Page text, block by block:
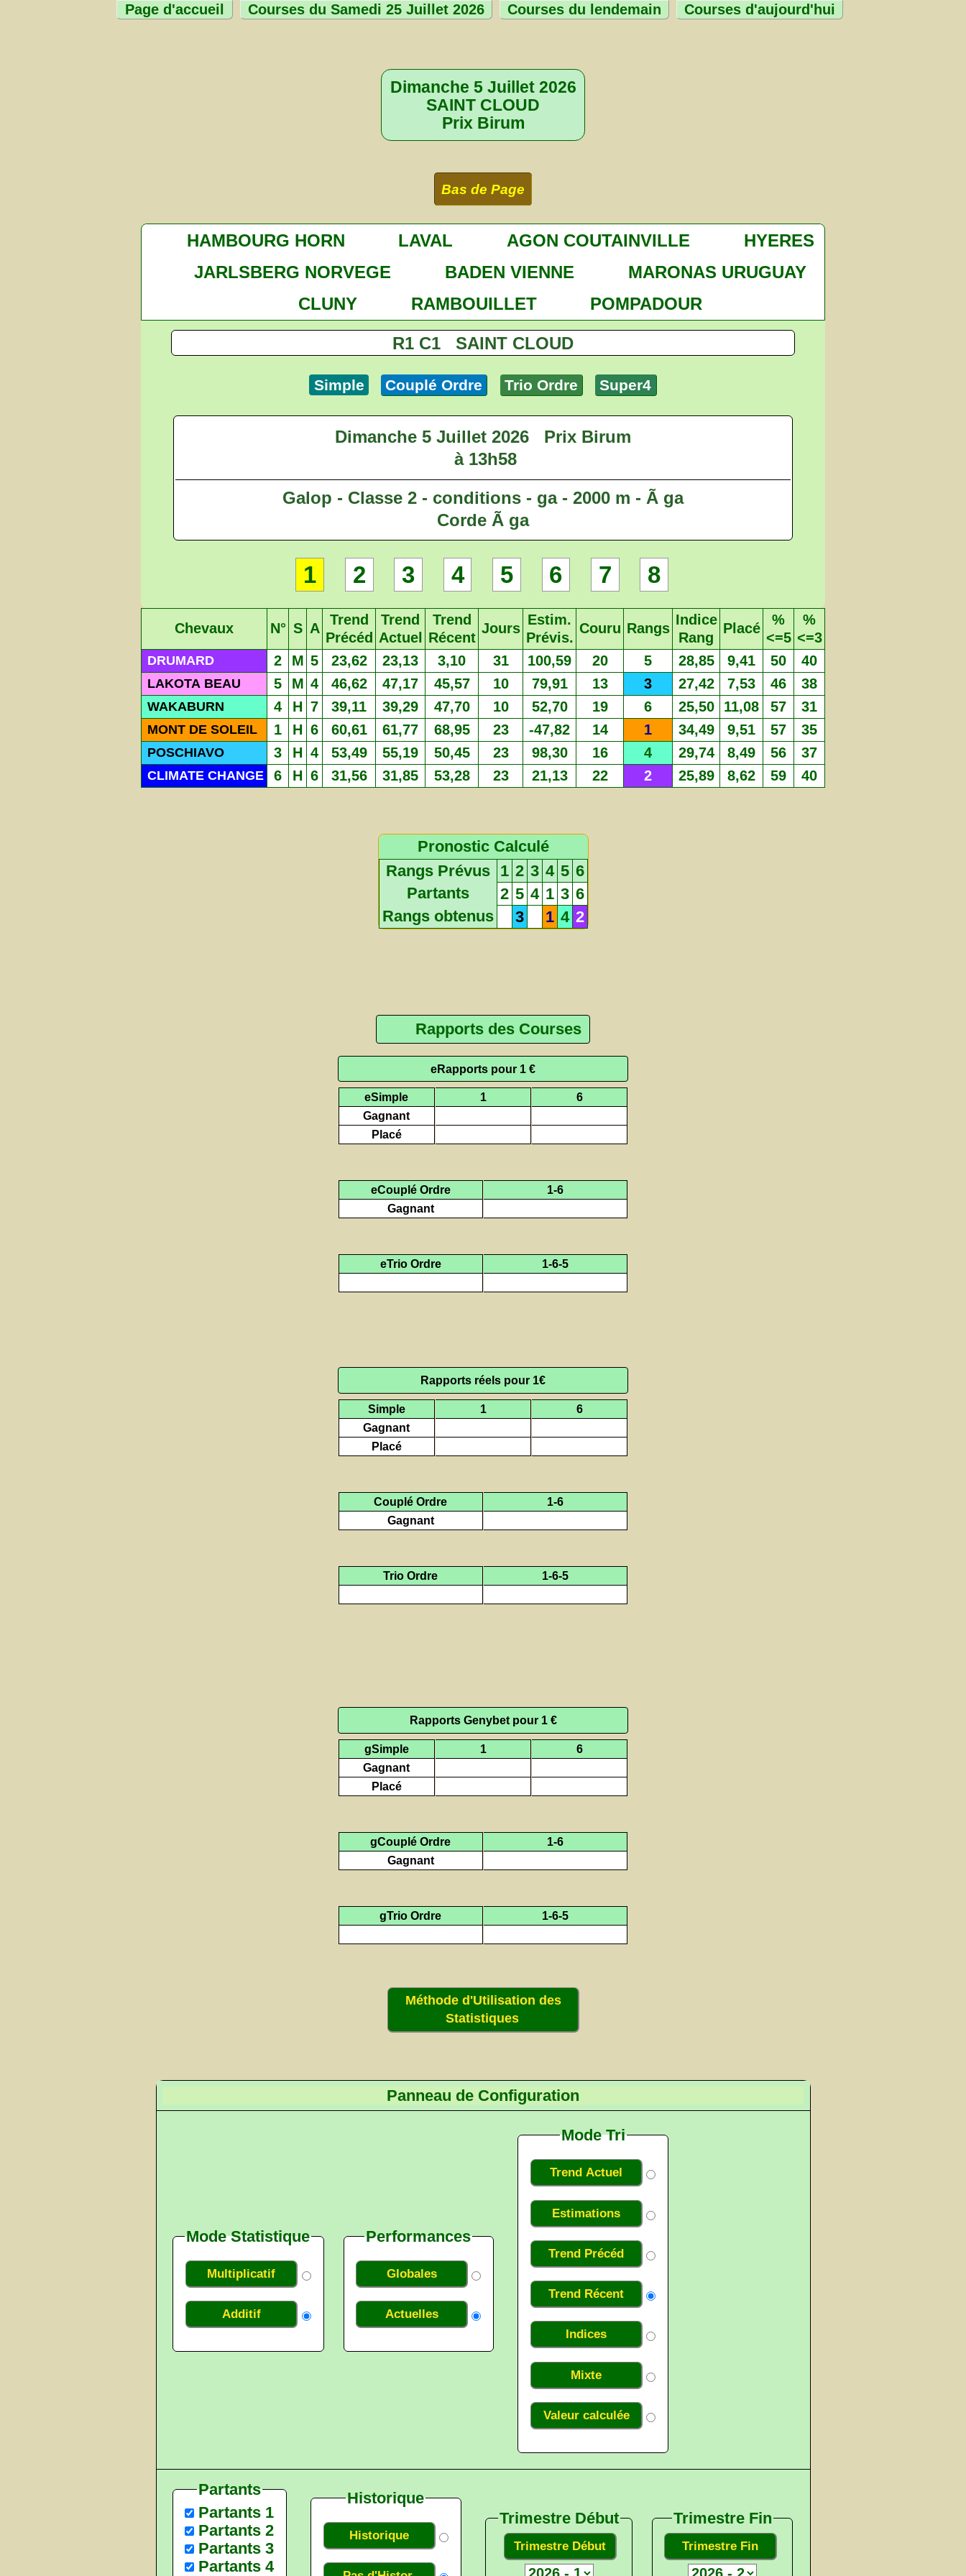
Page d'accueil Courses du Samedi 25 Juillet 2026 Courses du lendemain Courses d'aujourd'hui
Dimanche 5 Juillet 2026
SAINT CLOUD
Prix Birum
Bas de Page
HAMBOURG HORN LAVAL AGON COUTAINVILLE
HYERES
JARLSBERG NORVEGE
BADEN VIENNE
MARONAS URUGUAY
CLUNY
RAMBOUILLET POMPADOUR
R1 C1 SAINT CLOUD
Simple Couplé Ordre Trio Ordre Super4
Dimanche 5 Juillet 2026
Prix Birum
à 13h58
Galop - Classe 2 - conditions - ga - 2000 m - Ã ga
Corde Ã ga
1 2 3 4 5 6 7 8
Chevaux N° S A
Trend
Précéd
Trend
Actuel
Trend
Récent
Jours
Estim.
Prévis.
Couru Rangs
Indice
Rang
Placé
%
<=5
%
<=3
DRUMARD 2 M 5 23,62 23,13 3,10 31 100,59 20 5 28,85 9,41 50 40
LAKOTA BEAU 5 M 4 46,62 47,17 45,57 10 79,91 13 3 27,42 7,53 46 38
WAKABURN 4 H 7 39,11 39,29 47,70 10 52,70 19 6 25,50 11,08 57 31
MONT DE SOLEIL 1 H 6 60,61 61,77 68,95 23 -47,82 14 1 34,49 9,51 57 35
POSCHIAVO 3 H 4 53,49 55,19 50,45 23 98,30 16 4 29,74 8,49 56 37
CLIMATE CHANGE 6 H 6 31,56 31,85 53,28 23 21,13 22 2 25,89 8,62 59 40
Pronostic Calculé
Rangs Prévus
1 2 3 4 5 6
Partants
2 5 4 1 3 6
Rangs obtenus
3 1 4 2
Rapports des Courses
eRapports pour 1 €
eSimple 1
6
Gagnant
Placé
eCouplé Ordre
1-6
Gagnant
eTrio Ordre 1-6-5
Rapports réels pour 1€
Simple 1
6
Gagnant
Placé
Couplé Ordre
1-6
Gagnant
Trio Ordre 1-6-5
Rapports Genybet pour 1 €
gSimple 1
6
Gagnant
Placé
gCouplé Ordre
1-6
Gagnant
gTrio Ordre 1-6-5
Méthode d'Utilisation des
Statistiques
Panneau de Configuration
Mode Statistique
Multiplicatif
Additif
Performances
Globales
Actuelles
Mode Tri
Trend Actuel
Estimations
Trend Précéd
Trend Récent
Indices
Mixte
Valeur calculée
Partants
Partants 1
Partants 2
Partants 3
Partants 4
Historique
Historique
Trimestre Début
Trimestre Début
Trimestre Fin
Trimestre Fin